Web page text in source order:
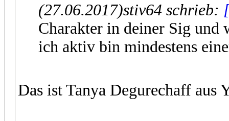
(27.06.2017)stiv64 schrieb:
Charakter in deiner Sig und
ich aktiv bin mindestens
Das ist Tanya Degurechaff aus